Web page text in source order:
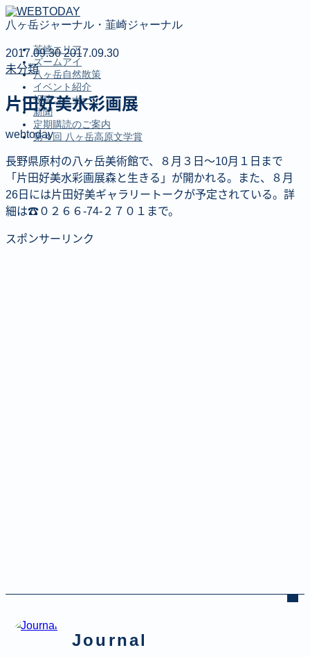
八ヶ岳ジャーナル・韮崎ジャーナル
韮崎エリア
ズームアイ
八ヶ岳自然散策
イベント紹介
投稿コーナー
新聞
定期購読のご案内
第４回 八ヶ岳高原文学賞
MENU
韮崎エリア
ズームアイ
イベント紹介
2017.09.302017.09.30
未分類
片田好美水彩画展
webtoday
長野県原村の八ヶ岳美術館で、８月３日〜10月１日まで
「片田好美水彩画展森と生きる」が開かれる。また、８月
26日には片田好美ギャラリートークが予定されている。詳
細は☎０２６６‐74‐２７０１まで。
スポンサーリンク
Journal